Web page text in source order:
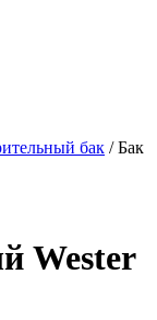
бак / Бак
Wester